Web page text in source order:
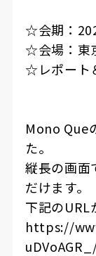
☆会期：
☆会場：東
☆レポート
Mono Que
た。
縦長の画面
だけます。
下記の
https://